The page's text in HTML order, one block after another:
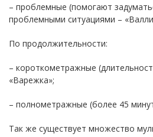
– проблемные (помогают
проблемными ситуациями –
По продолжительности:
– короткометражные
«Варежка»;
– полнометражные (более 45
Так же существует множество